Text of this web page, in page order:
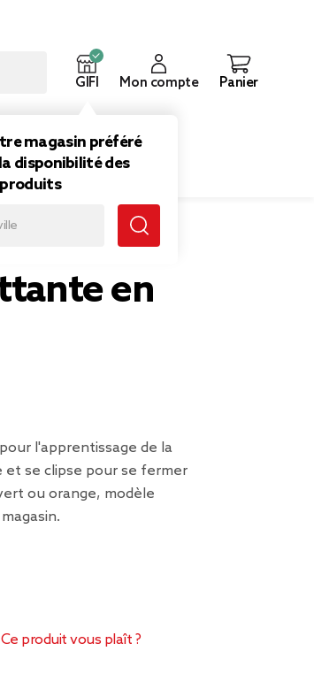
GIFI
magasin préféré
disponibilité des
produits
Mon compte Panier
en
l'apprentissage de la
et se clipse pour se fermer
ou orange, modèle
Ce produit vous plaît ?